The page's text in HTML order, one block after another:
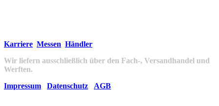
Karriere Messen Händler
Wir liefern ausschließlich über den Fach-, Versandhandel und
Werften.
Impressum
Datenschutz AGB